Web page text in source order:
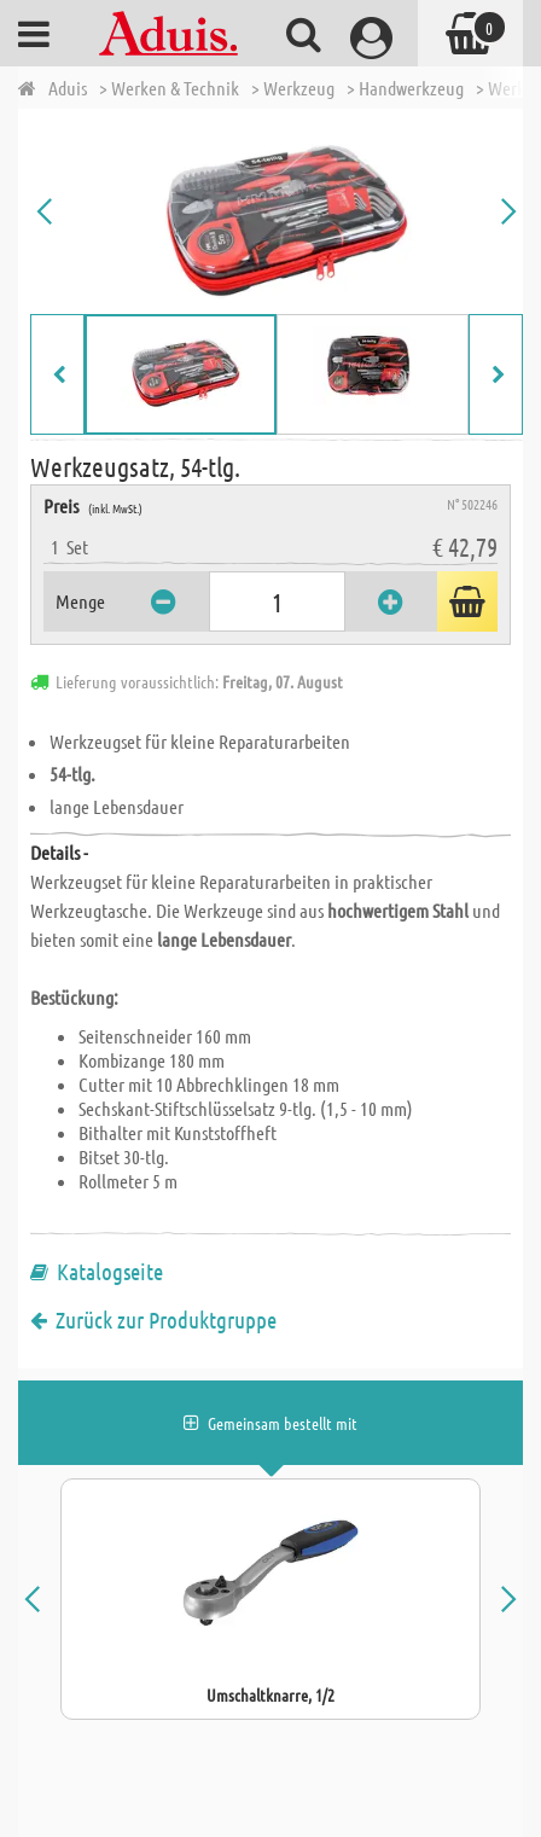
Aduis > Werken & Technik > Werkzeug > Handwerkzeug >
Werkzeugsatz, 54-tlg.
Preis (inkl. MwSt.) N° 502246
1 Set € 42,79
Menge
Lieferung voraussichtlich: Freitag, 07. August
Werkzeugset für kleine Reparaturarbeiten
54-tlg.
lange Lebensdauer
Details -
Werkzeugset für kleine Reparaturarbeiten in praktischer
Werkzeugtasche. Die Werkzeuge sind aus hochwertigem Stahlund
bieten somit eine lange Lebensdauer.
Bestückung:
Seitenschneider 160 mm
Kombizange 180 mm
Cutter mit 10 Abbrechklingen 18 mm
Sechskant-Stiftschlüsselsatz 9-tlg. (1,5 - 10 mm)
Bithalter mit Kunststoffheft
Bitset 30-tlg.
Rollmeter 5 m
Katalogseite
Zurück zur Produktgruppe
Gemeinsam bestellt mit
Umschaltknarre, 1/2
0